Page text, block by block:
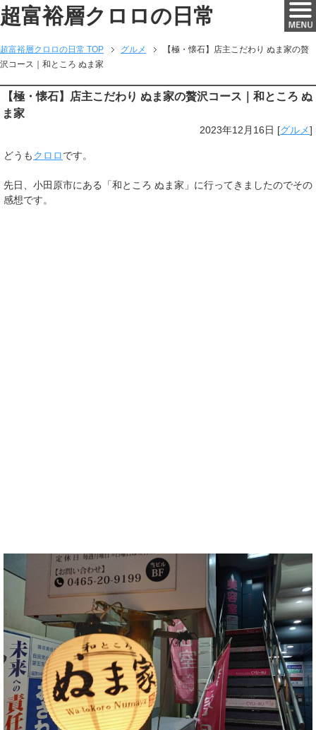
超富裕層クロロの日常
超富裕層クロロの日常 TOP グルメ
【極・懐石】店主こだわり ぬま家の贅
沢コース｜和ところ ぬま家
【極・懐石】店主こだわり ぬま家の贅沢コース｜和ところ ぬ
ま家
2023年12月16日 [グルメ]
どうもクロロです。
先日、小田原市にある「和ところ ぬま家」に行ってきましたのでその
感想です。